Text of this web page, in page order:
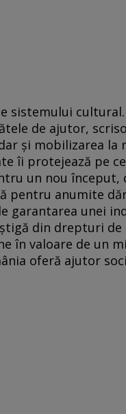
sistemului
de ajutor,
și mobilizarea la
îi protejează pe
un nou început,
pentru anumite
garantarea unei
din drepturi de
în valoare de un
oferă ajutor